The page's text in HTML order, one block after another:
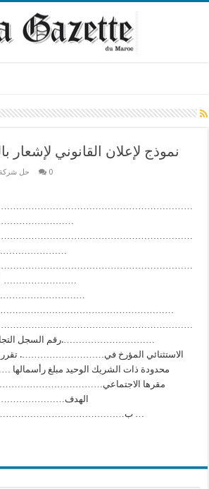
نموذج لإعلان القانوني لإشعار
حل شركة 0
……………………
…………………………………………………………
………………………….رقم السجل التجاري
الاستثنائي المؤرخ في………………………. تقرر
محدودة ذات الشريك الوحيد مبلغ
مقرها
ب………………………………………………….. المغرب و …